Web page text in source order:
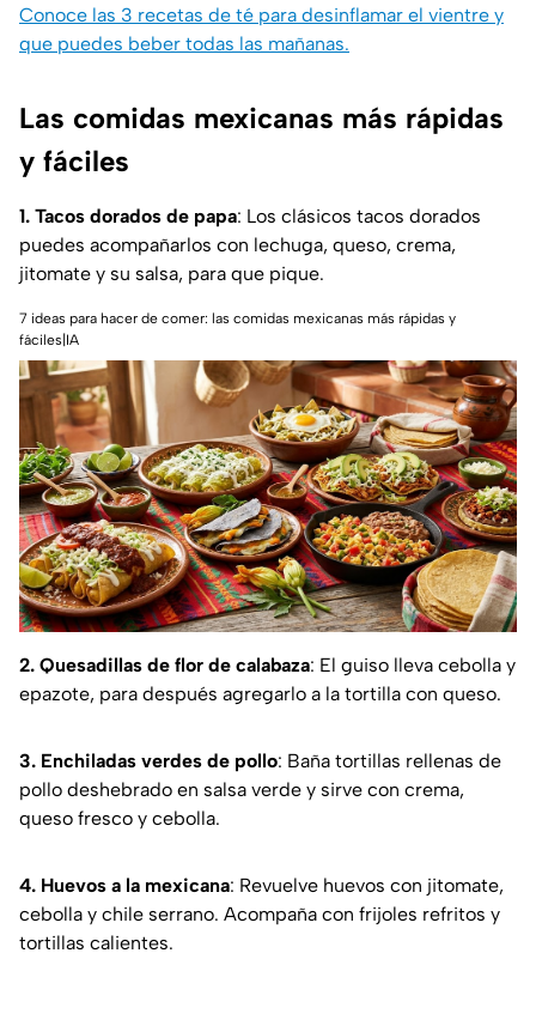
Conoce las 3 recetas de té para desinflamar el vientre y
que puedes beber todas las mañanas.
Las comidas mexicanas más rápidas
y fáciles
1. Tacos dorados de papa: Los clásicos tacos dorados
puedes acompañarlos con lechuga, queso, crema,
jitomate y su salsa, para que pique.
7 ideas para hacer de comer: las comidas mexicanas más rápidas y
fáciles|IA
2. Quesadillas de flor de calabaza: El guiso lleva cebolla y
epazote, para después agregarlo a la tortilla con queso.
3. Enchiladas verdes de pollo: Baña tortillas rellenas de
pollo deshebrado en salsa verde y sirve con crema,
queso fresco y cebolla.
4. Huevos a la mexicana: Revuelve huevos con jitomate,
cebolla y chile serrano. Acompaña con frijoles refritos y
tortillas calientes.